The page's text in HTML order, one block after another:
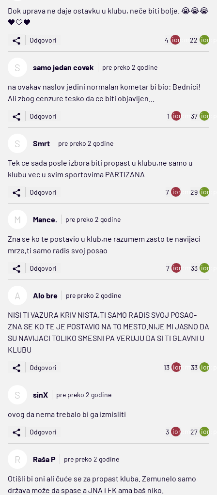
Dok uprava ne daje ostavku u klubu, neče biti bolje. 😭😭😭
🖤🤍🖤
Odgovori 4 ion:minus
22
S samo jedan covek pre preko 2 godine
na ovakav naslov jedini normalan kometar bi bio: Bednici!
Ali zbog cenzure tesko da ce biti objavljen...
Odgovori 1 ion:minus
37
S Smrt pre preko 2 godine
Tek ce sada posle izbora biti propast u klubu,ne samo u
klubu vec u svim sportovima PARTIZANA
Odgovori 7 ion:minus
29
M Mance. pre preko 2 godine
Zna se ko te postavio u klub,ne razumem zasto te navijaci
mrze,ti samo radis svoj posao
Odgovori 7 ion:minus
33
A Alo bre pre preko 2 godine
NISI TI VAZURA KRIV NISTA,TI SAMO RADIS SVOJ POSAO-
ZNA SE KO TE JE POSTAVIO NA TO MESTO.NIJE MI JASNO DA
SU NAVIJACI TOLIKO SMESNI PA VERUJU DA SI TI GLAVNI U
KLUBU
Odgovori 13 ion:minus
33
S sinX pre preko 2 godine
ovog da nema trebalo bi ga izmisliti
Odgovori 3 ion:minus
27
R Raša P pre preko 2 godine
Otišli bi oni ali čuće se za propast kluba. Zemunelo samo
država može da spase a JNA i FK ama baš niko.